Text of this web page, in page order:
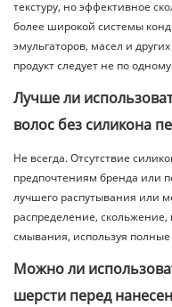
текстуру, но эффективное
более широкой системы
эмульгаторов, масел и
продукт следует не по
Лучше ли
волос без силикона
Не всегда. Отсутствие
предпочтениям бренда или
лучшего распутывания или
распределение,
смывания, используя
Можно ли
шерсти перед